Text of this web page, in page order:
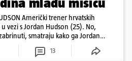
Američki trener hrvatskih
vezi s Jordan Hudson (25). No,
smatraju kako ga Jordan
13